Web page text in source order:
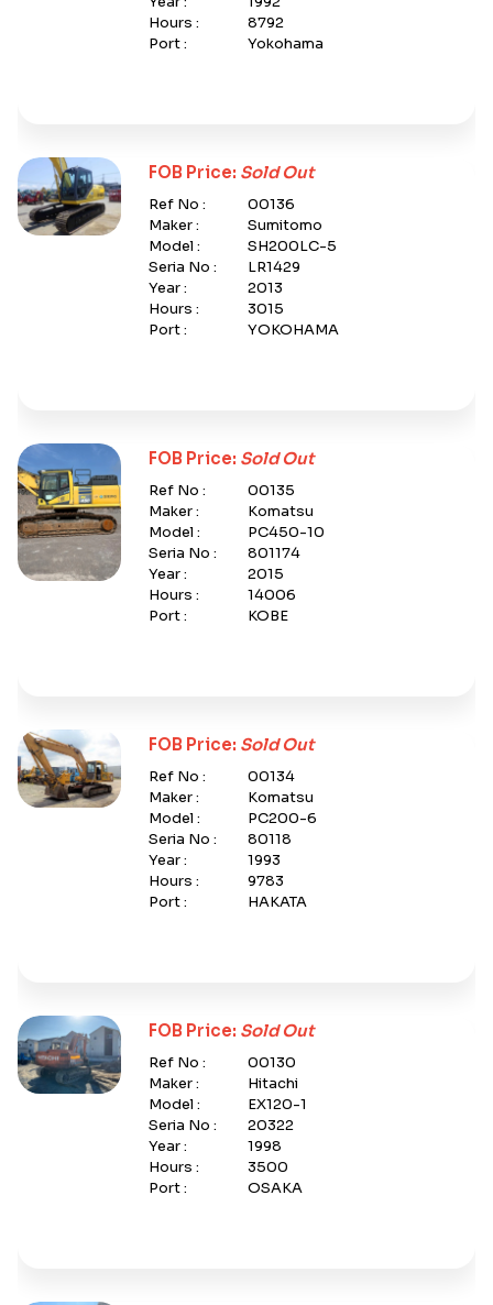
Hours :
8792
Port :
Yokohama
FOB Price: Sold Out
Ref No :
00136
Maker :
Sumitomo
Model :
SH200LC-5
Seria No :
LR1429
Year :
2013
Hours :
3015
Port :
YOKOHAMA
FOB Price: Sold Out
Ref No :
00135
Maker :
Komatsu
Model :
PC450-10
Seria No :
801174
Year :
2015
Hours :
14006
Port :
KOBE
FOB Price: Sold Out
Ref No :
00134
Maker :
Komatsu
Model :
PC200-6
Seria No :
80118
Year :
1993
Hours :
9783
Port :
HAKATA
FOB Price: Sold Out
Ref No :
00130
Maker :
Hitachi
Model :
EX120-1
Seria No :
20322
Year :
1998
Hours :
3500
Port :
OSAKA